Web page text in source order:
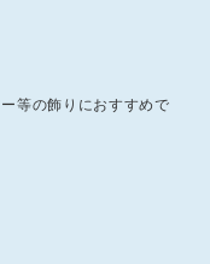
等の飾りにおすすめで